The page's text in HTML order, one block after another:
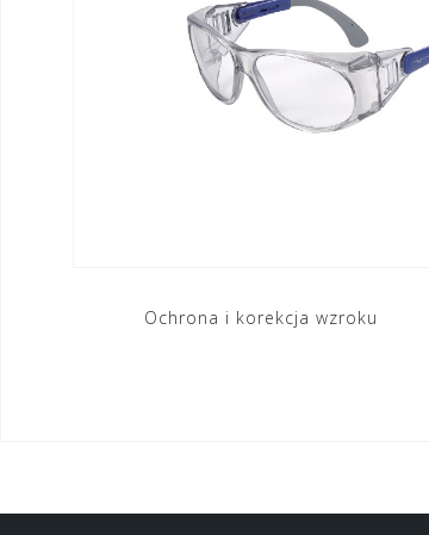
Nawigacja
Ochrona i korekcja wzroku